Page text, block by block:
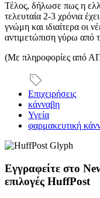
Τέλος, δήλωσε πως η
τελευταία 2-3 χρόνια
γνώμη και ιδιαίτερα οι
αντιμετώπιση γύρω από
(Με πληροφορίες από
Επιχειρήσεις
κάνναβη
Υγεία
φαρμακευτική
Εγγραφείτε στο
επιλογές HuffPost